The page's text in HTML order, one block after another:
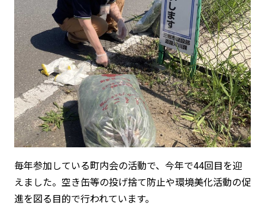
毎年参加している町内会の活動で、今年で44回目を迎
えました。空き缶等の投げ捨て防止や環境美化活動の促
進を図る目的で行われています。